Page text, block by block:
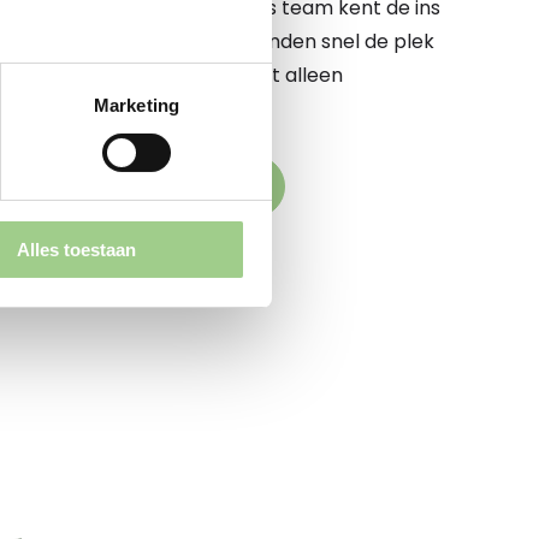
Marketing
Alles toestaan
begeleiden op dit pad. Ons team kent de ins
markt op zijn duimpje. We vinden snel de plek
werkgever elkaar niet alleen
versterken